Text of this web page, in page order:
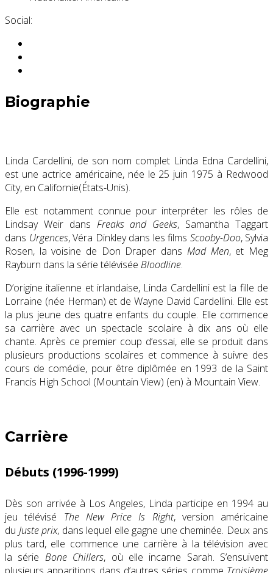
Social:
Biographie
Linda Cardellini, de son nom complet Linda Edna Cardellini,
est une actrice américaine, née le 25 juin 1975 à Redwood
City, en Californie(États-Unis).
Elle est notamment connue pour interpréter les rôles de
Lindsay Weir dans Freaks and Geeks, Samantha Taggart
dans Urgences, Véra Dinkley dans les films Scooby-Doo, Sylvia
Rosen, la voisine de Don Draper dans Mad Men, et Meg
Rayburn dans la série télévisée Bloodline.
D’origine italienne et irlandaise, Linda Cardellini est la fille de
Lorraine (née Herman) et de Wayne David Cardellini. Elle est
la plus jeune des quatre enfants du couple. Elle commence
sa carrière avec un spectacle scolaire à dix ans où elle
chante. Après ce premier coup d’essai, elle se produit dans
plusieurs productions scolaires et commence à suivre des
cours de comédie, pour être diplômée en 1993 de la Saint
Francis High School (Mountain View) (en) à Mountain View.
Carrière
Débuts (1996-1999)
Dès son arrivée à Los Angeles, Linda participe en 1994 au
jeu télévisé The New Price Is Right, version américaine
du Juste prix, dans lequel elle gagne une cheminée. Deux ans
plus tard, elle commence une carrière à la télévision avec
la série Bone Chillers, où elle incarne Sarah. S’ensuivent